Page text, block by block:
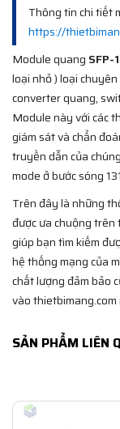
Thông tin chi tiết
https://
Module quang SFP-
loại nhỏ ) loại
converter quang,
Module này với các
giám sát và chẩn
truyền dẫn của
mode ở bước sóng
Trên đây là những
được ưa chuộng
giúp bạn tìm kiếm
hệ thống mạng của
chất lượng đảm bảo
vào thietbimang.com
SẢN PHẨM LIÊN